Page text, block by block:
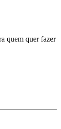
quem quer fazer